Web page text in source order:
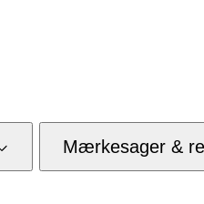
Mærkesager &